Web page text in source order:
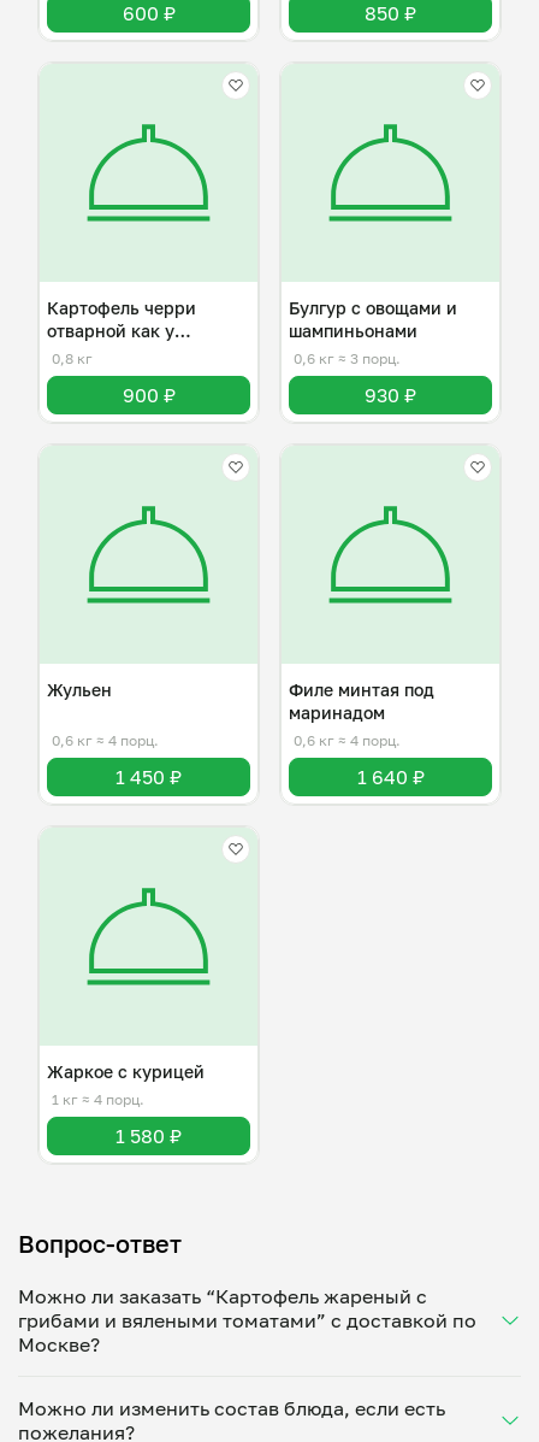
600 ₽ 850 ₽
Картофель черри
отварной как у
бабушки
0,8 кг
900 ₽
Булгур с овощами и
шампиньонами
0,6 кг ≈ 3 порц.
930 ₽
Жульен
0,6 кг ≈ 4 порц.
1 450 ₽
Филе минтая под
маринадом
0,6 кг ≈ 4 порц.
1 640 ₽
Жаркое с курицей
1 кг ≈ 4 порц.
1 580 ₽
Вопрос-ответ
Можно ли заказать “Картофель жареный с
грибами и вялеными томатами” с доставкой по
Москве?
Укажите удобное время — и получите свежее
домашнее блюдо в большой порции прямо с плиты.
Можно ли изменить состав блюда, если есть
пожелания?